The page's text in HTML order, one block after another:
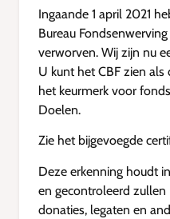
Ingaande 1 april 2021
Bureau
verworven. Wij zijn nu
U kunt het CBF zien
het keurmerk voor
Doelen.
Zie het bijgevoegde
Deze erkenning houdt
en gecontroleerd
donaties, legaten en